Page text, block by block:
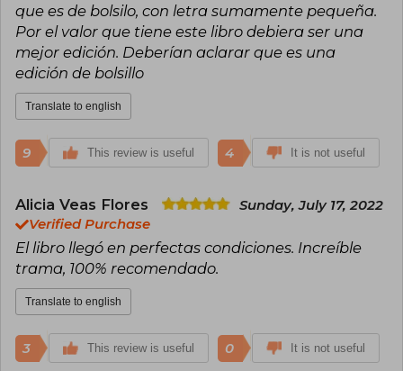
que es de bolsilo, con letra sumamente pequeña.
Por el valor que tiene este libro debiera ser una
mejor edición. Deberían aclarar que es una
edición de bolsillo
Translate to english
9 This review is useful 4 It is not useful
Alicia Veas Flores
Sunday, July 17, 2022
Verified Purchase
El libro llegó en perfectas condiciones. Increíble
trama, 100% recomendado.
Translate to english
3 This review is useful 0 It is not useful